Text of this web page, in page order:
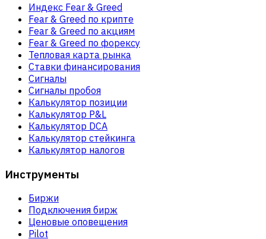
Индекс Fear & Greed
Fear & Greed по крипте
Fear & Greed по акциям
Fear & Greed по форексу
Тепловая карта рынка
Ставки финансирования
Сигналы
Сигналы пробоя
Калькулятор позиции
Калькулятор P&L
Калькулятор DCA
Калькулятор стейкинга
Калькулятор налогов
Инструменты
Биржи
Подключения бирж
Ценовые оповещения
Pilot